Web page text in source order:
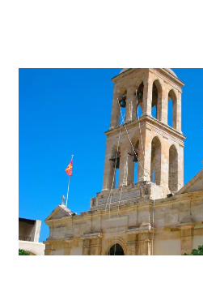
g
i
s
B
e
a
c
h